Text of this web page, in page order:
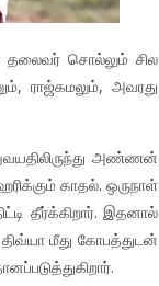
சொல்லும் சில
ராஜ்கமலும், அவரது
அண்ணன்
காதல். ஒருநாள்
தீர்க்கிறார். இதனால்
மீது கோபத்துடன்